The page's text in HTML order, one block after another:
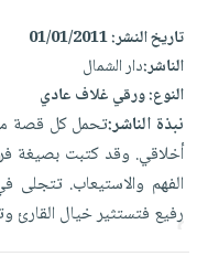
iKitab
على
Android
تحميل
iKitab
على
Apple
masmu3
على
Apple
القراءة
جوائز
أجهزة
العناية
الشخصية
العناية
وتصفيف
الشعر
العناية
بالجسم
المطبخ
والسفرة
جديد
الكل
أواني
الطهي
متجر
الهدايا
أقسام
تاريخ النشر:01/01/2011
الناشر:دار الشمال
النوع:ورقي غلاف عادي
نبذة الناشر:تحمل كل قصة من
أخلاقي. وقد كتبت بصيغة
الفهم والاستيعاب.
رفيع فتستثير خيال القارئ